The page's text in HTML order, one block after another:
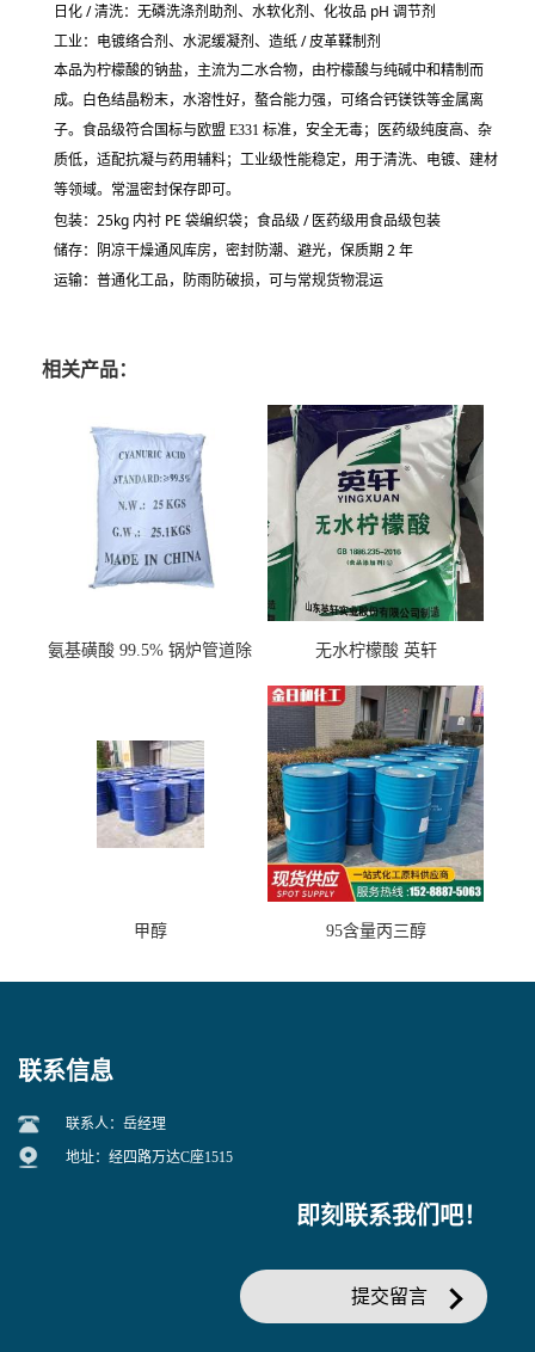
日化 / 清洗： 无磷洗涤剂助剂、水软化剂、化妆品 pH 调节剂
工业：电镀络合剂、水泥缓凝剂、造纸 / 皮革鞣制剂
本品为柠檬酸的钠盐，主流为二水合物，由柠檬酸与纯碱中和精制而
成。白色结晶粉末，水溶性好，螯合能力强，可络合钙镁铁等金属离
子。食品级符合国标与欧盟 E331 标准，安全无毒；医药级纯度高、杂
质低，适配抗凝与药用辅料；工业级性能稳定，用于清洗、电镀、建材
等领域。常温密封保存即可。
包装： 25kg 内衬 PE 袋编织袋；食品级 / 医药级用食品级包装
储存：阴凉干燥通风库房， 密封防潮、避光，保质期 2 年
运输：普通化工品，防雨防破损，可与常规货物混运
相关产品：
氨基磺酸 99.5% 锅炉管道除
无水柠檬酸 英轩
甲醇 95含量丙三醇
联系信息
联系人：岳经理
地址：经四路万达C座1515
即刻联系我们吧！
提交留言